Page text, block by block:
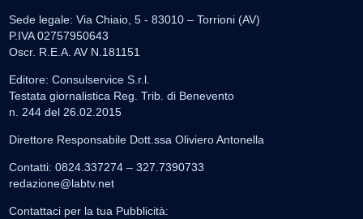
Sede legale: Via Chiaio, 5 - 83010 – Torrioni (AV)
P.IVA 02757950643
Oscr. R.E.A. AV N.181151
Editore: Consulservice S.r.l.
Testata giornalistica Reg. Trib. di Benevento
n. 244 del 26.02.2015
Direttore Responsabile Dott.ssa Oliviero Antonella
Contatti: 0824.337274 – 327.7390733
redazione@labtv.net
Contattaci per la tua Pubblicità: